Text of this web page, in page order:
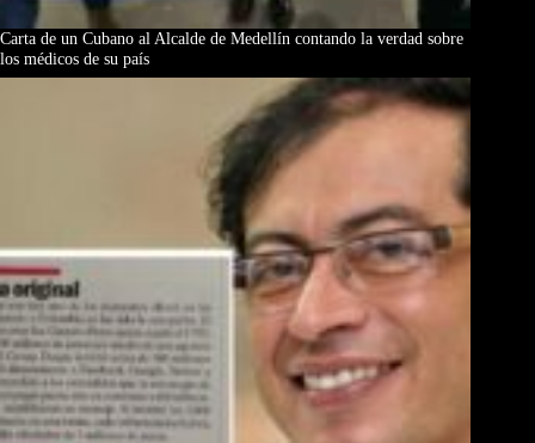
Carta de un Cubano al Alcalde de Medellín contando la verdad sobre
los médicos de su país